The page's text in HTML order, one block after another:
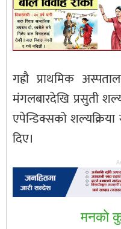
गह्रौ प्राथमिक
मंगलबारदेखि प्रसुती
एपेन्डिक्सको शल्यक्रिया
दिए।
मनकाे